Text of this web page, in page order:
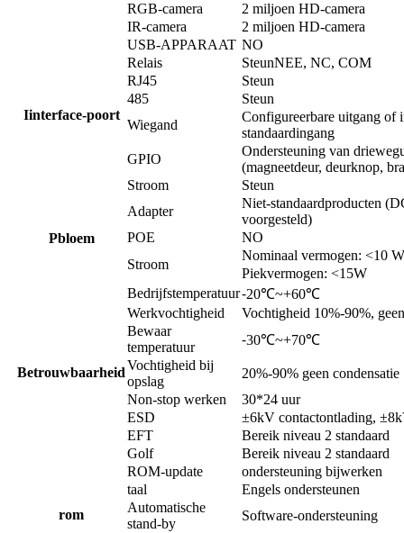
RGB-camera
2 miljoen HD-camera
IR-camera
2 miljoen HD-camera
Iinterface-poort
USB-APPARAAT NO
Relais
SteunNEE, NC, COM
RJ45
Steun
485
Steun
Wiegand
Configureerbare uitgang of
standaardingang
GPIO
Ondersteuning van
(magneetdeur, deurknop,
Stroom
Steun
Pbloem
Adapter
Niet-standaardproducten
voorgesteld)
POE
NO
Stroom
Nominaal vermogen: <10 W
Piekvermogen: <15W
Betrouwbaarheid
Bedrijfstemperatuur⁃20℃~+60℃
Werkvochtigheid
Vochtigheid 10%-90%,
Bewaar
temperatuur
⁃30℃~+70℃
Vochtigheid bij
opslag
20%-90% geen condensatie
Non-stop werken
30*24 uur
ESD
±6kV contactontlading,
EFT
Bereik niveau 2 standaard
Golf
Bereik niveau 2 standaard
rom
ROM-update
ondersteuning bijwerken
taal
Engels ondersteunen
Automatische
stand-by
Software-ondersteuning